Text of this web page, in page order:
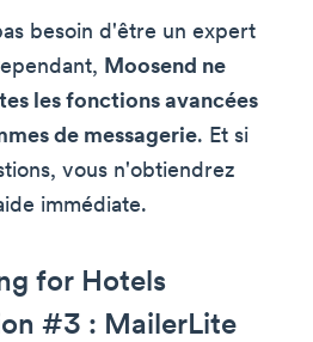
besoin d'être un expert
Moosend ne
les fonctions avancées
de messagerie. Et si
vous n'obtiendrez
immédiate.
for Hotels
#3 : MailerLite